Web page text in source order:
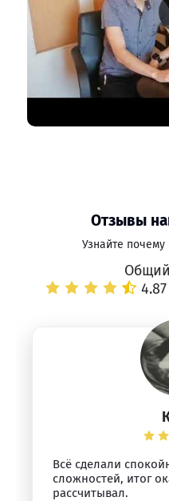
Отзывы
Узнайте
Всё сделали
сложностей, итог
рассчитывал.